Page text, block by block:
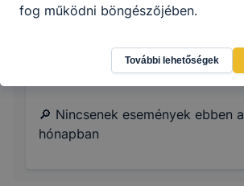
31 1 2 3
🔎 Nincsenek események ebben a
hónapban
fog működni böngészőjében.
További lehetőségek